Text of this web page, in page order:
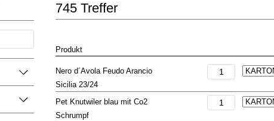
745 Treffer
Produkt
Nero d´Avola Feudo Arancio
Sicilia 23/24
Pet Knutwiler blau mit Co2
Schrumpf